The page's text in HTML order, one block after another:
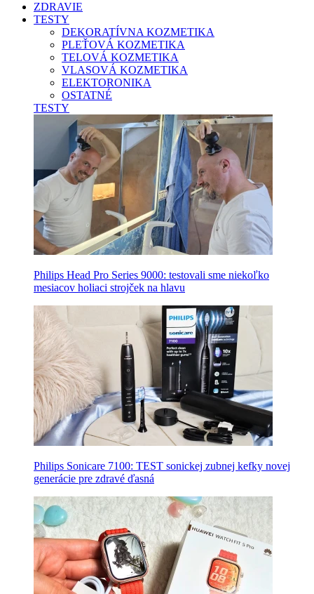
ZDRAVIE
TESTY
DEKORATÍVNA KOZMETIKA
PLEŤOVÁ KOZMETIKA
TELOVÁ KOZMETIKA
VLASOVÁ KOZMETIKA
ELEKTORONIKA
OSTATNÉ
TESTY
Philips Head Pro Series 9000: testovali sme niekoľko
mesiacov holiaci strojček na hlavu
Philips Sonicare 7100: TEST sonickej zubnej kefky novej
generácie pre zdravé ďasná